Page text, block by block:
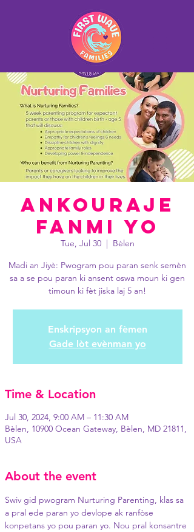
Ankouraje
Fanmi yo
Tue, Jul 30
  |
Bèlen
Madi an Jiyè: Pwogram pou paran senk semèn
sa a se pou paran ki ansent oswa moun ki gen
timoun ki fèt jiska laj 5 an!
Enskripsyon an fèmen
Gade lòt evènman yo
Time & Location
Jul 30, 2024, 9:00 AM – 11:30 AM
Bèlen, 10900 Ocean Gateway, Bèlen, MD 21811,
USA
About the event
Swiv gid pwogram Nurturing Parenting, klas sa
a pral ede paran yo devlope ak ranfòse
konpetans yo pou paran yo. Nou pral konsantre